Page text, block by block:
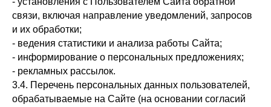
связи, включая направление уведомлений, запросов
и их обработки;
- ведения статистики и анализа работы Сайта;
- информирование о персональных предложениях;
- рекламных рассылок.
3.4. Перечень персональных данных пользователей,
обрабатываемые на Сайте (на основании согласий